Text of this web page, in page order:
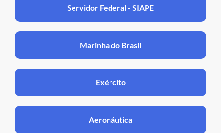
Servidor Federal - SIAPE
Marinha do Brasil
Exército
Aeronáutica